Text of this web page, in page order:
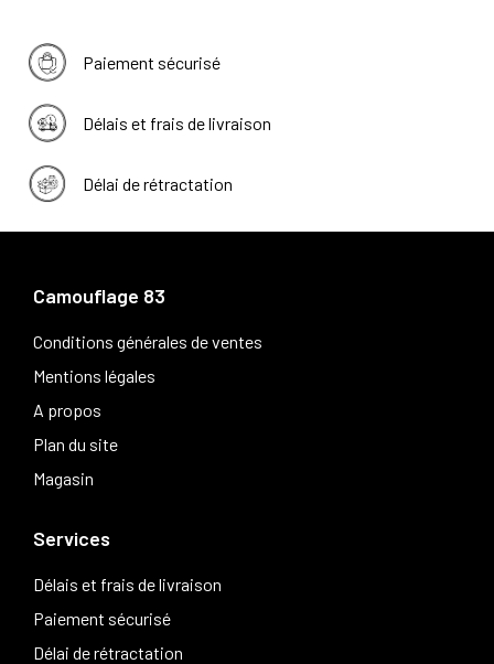
Paiement sécurisé
Délais et frais de livraison
Délai de rétractation
Camouflage 83
Conditions générales de ventes
Mentions légales
A propos
Plan du site
Magasin
Services
Délais et frais de livraison
Paiement sécurisé
Délai de rétractation